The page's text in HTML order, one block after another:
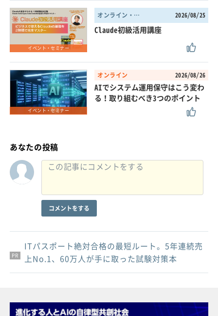
イベント・セミナー
オンライン・東京都 2026/08/25
Claude初級活用講座
イベント・セミナー
オンライン 2026/08/26
AIでシステム運用保守はこう変わ
る！取り組むべき3つのポイント
あなたの投稿
コメントをする
PR
PR
PR
ITパスポート絶対合格の最短ルート。5年連続売
上No.1、60万人が手に取った試験対策本